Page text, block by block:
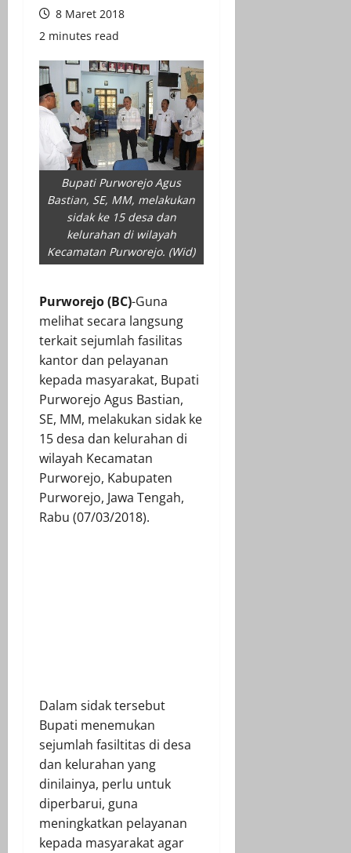
8 Maret 2018
2 minutes read
Bupati Purworejo Agus
Bastian, SE, MM, melakukan
sidak ke 15 desa dan
kelurahan di wilayah
Kecamatan Purworejo. (Wid)
Purworejo (BC)-Guna
melihat secara langsung
terkait sejumlah fasilitas
kantor dan pelayanan
kepada masyarakat, Bupati
Purworejo Agus Bastian,
SE, MM, melakukan sidak ke
15 desa dan kelurahan di
wilayah Kecamatan
Purworejo, Kabupaten
Purworejo, Jawa Tengah,
Rabu (07/03/2018).
Dalam sidak tersebut
Bupati menemukan
sejumlah fasiltitas di desa
dan kelurahan yang
dinilainya, perlu untuk
diperbarui, guna
meningkatkan pelayanan
kepada masyarakat agar